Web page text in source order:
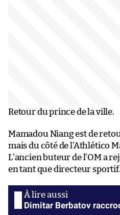
Retour du prince de la ville.
Mamadou Niang est de
mais du côté de l’Athlético
L’ancien buteur de l’OM a
en tant que directeur sportif.
Dimitar Berbatov